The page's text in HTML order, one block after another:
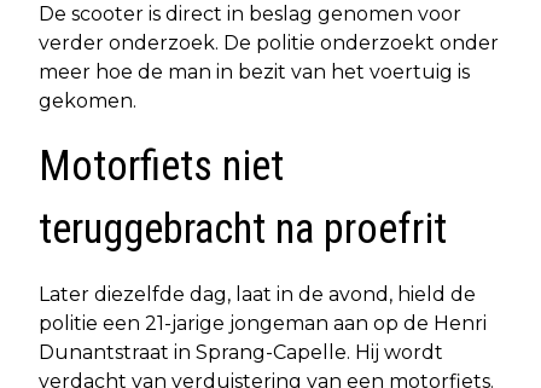
De scooter is direct in beslag genomen voor
verder onderzoek. De politie onderzoekt onder
meer hoe de man in bezit van het voertuig is
gekomen.
Motorfiets niet
teruggebracht na proefrit
Later diezelfde dag, laat in de avond, hield de
politie een 21-jarige jongeman aan op de Henri
Dunantstraat in Sprang-Capelle. Hij wordt
verdacht van verduistering van een motorfiets.